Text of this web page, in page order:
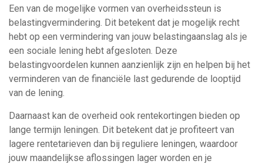
Een van de mogelijke vormen van overheidssteun is
belastingvermindering. Dit betekent dat je mogelijk recht
hebt op een vermindering van jouw belastingaanslag als je
een sociale lening hebt afgesloten. Deze
belastingvoordelen kunnen aanzienlijk zijn en helpen bij het
verminderen van de financiële last gedurende de looptijd
van de lening.
Daarnaast kan de overheid ook rentekortingen bieden op
lange termijn leningen. Dit betekent dat je profiteert van
lagere rentetarieven dan bij reguliere leningen, waardoor
jouw maandelijkse aflossingen lager worden en je